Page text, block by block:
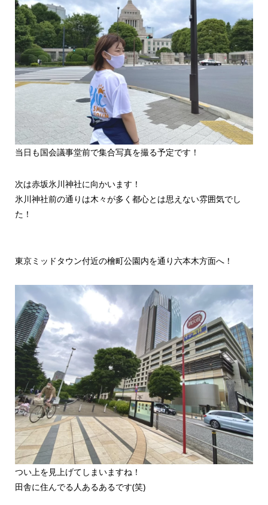
当日も国会議事堂前で集合写真を撮る予定です！
次は赤坂氷川神社に向かいます！
氷川神社前の通りは木々が多く都心とは思えない雰囲気でし
た！
東京ミッドタウン付近の檜町公園内を通り六本木方面へ！
つい上を見上げてしまいますね！
田舎に住んでる人あるあるです(笑)